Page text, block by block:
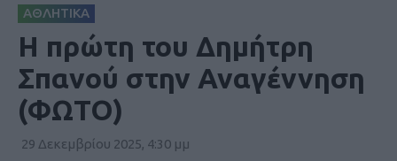
ΑΘΛΗΤΙΚΑ
H πρώτη του Δημήτρη
Σπανού στην Αναγέννηση
(ΦΩΤΟ)
29 Δεκεμβρίου 2025, 4:30 μμ